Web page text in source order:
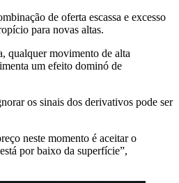
de oferta escassa e excesso
para novas altas.
qualquer movimento de alta
um efeito dominó de
os sinais dos derivativos pode ser
neste momento é aceitar o
por baixo da superfície”,